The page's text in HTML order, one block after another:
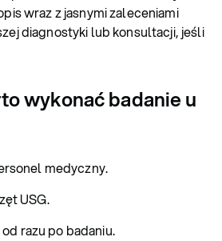
wraz z jasnymi zaleceniami
diagnostyki lub konsultacji, jeśli
wykonać badanie u
medyczny.
USG.
razu po badaniu.